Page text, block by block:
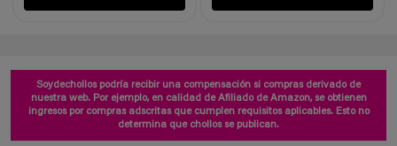
Soydechollos podría recibir una compensación si compras derivado de
nuestra web. Por ejemplo, en calidad de Afiliado de Amazon, se obtienen
ingresos por compras adscritas que cumplen requisitos aplicables. Esto no
determina que chollos se publican.